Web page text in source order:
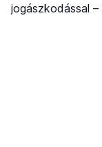
jogászkodással